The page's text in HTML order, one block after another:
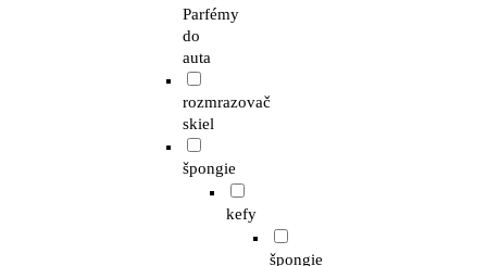
Parfémy
do
auta
rozmrazovač
skiel
špongie
kefy
špongie